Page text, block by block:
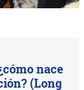
nace
(Long